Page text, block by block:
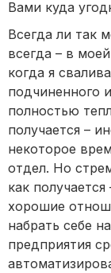
Вами куда
Всегда ли так
всегда – в
когда я
подчиненного
полностью
получается –
некоторое
отдел. Но
как
хорошие
набрать себе
предприятия